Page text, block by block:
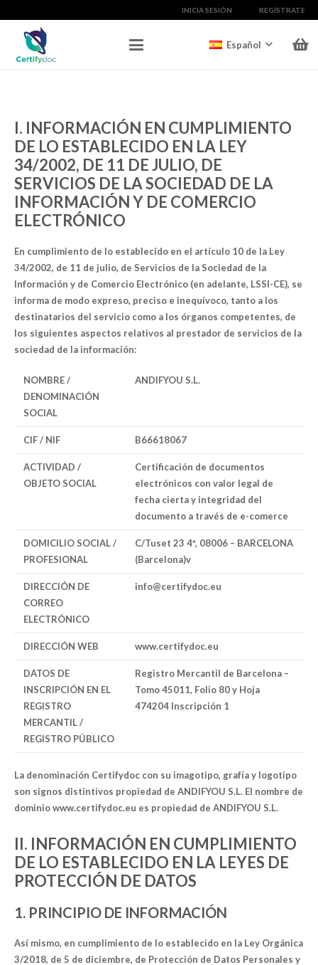
INICIA SESIÓN REGÍSTRATE
Español
I. INFORMACIÓN EN CUMPLIMIENTO
DE LO ESTABLECIDO EN LA LEY
34/2002, DE 11 DE JULIO, DE
SERVICIOS DE LA SOCIEDAD DE LA
INFORMACIÓN Y DE COMERCIO
ELECTRÓNICO
En cumplimiento de lo establecido en el artículo 10 de la Ley
34/2002, de 11 de julio, de Servicios de la Sociedad de la
Información y de Comercio Electrónico (en adelante, LSSI-CE), se
informa de modo expreso, preciso e inequívoco, tanto a los
destinatarios del servicio como a los órganos competentes, de
los siguientes aspectos relativos al prestador de servicios de la
sociedad de la información:
NOMBRE /
DENOMINACIÓN
SOCIAL
ANDIFYOU S.L.
CIF / NIF B66618067
ACTIVIDAD /
OBJETO SOCIAL
Certificación de documentos
electrónicos con valor legal de
fecha cierta y integridad del
documento a través de e-comerce
DOMICILIO SOCIAL /
PROFESIONAL
C/Tuset 23 4ª, 08006 – BARCELONA
(Barcelona)v
DIRECCIÓN DE
CORREO
ELECTRÓNICO
info@certifydoc.eu
DIRECCIÓN WEB www.certifydoc.eu
DATOS DE
INSCRIPCIÓN EN EL
REGISTRO
MERCANTIL /
REGISTRO PÚBLICO
Registro Mercantil de Barcelona –
Tomo 45011, Folio 80 y Hoja
474204 Inscripción 1
La denominación Certifydoc con su imagotipo, grafía y logotipo
son signos distintivos propiedad de ANDIFYOU S.L. El nombre de
dominio www.certifydoc.eu es propiedad de ANDIFYOU S.L.
II. INFORMACIÓN EN CUMPLIMIENTO
DE LO ESTABLECIDO EN LA LEYES DE
PROTECCIÓN DE DATOS
1. PRINCIPIO DE INFORMACIÓN
Así mismo, en cumplimiento de lo establecido en la Ley Orgánica
3/2018, de 5 de diciembre, de Protección de Datos Personales y